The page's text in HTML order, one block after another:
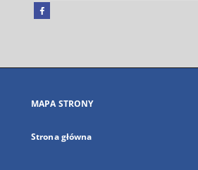
Facebook
się
karcie
MAPA STRONY
Strona główna